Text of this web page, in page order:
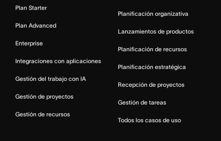
Plan Starter
Plan Advanced
Enterprise
Integraciones con aplicaciones
Gestión del trabajo con IA
Gestión de proyectos
Gestión de recursos
Planificación organizativa
Lanzamientos de productos
Planificación de recursos
Planificación estratégica
Recepción de proyectos
Gestión de tareas
Todos los casos de uso